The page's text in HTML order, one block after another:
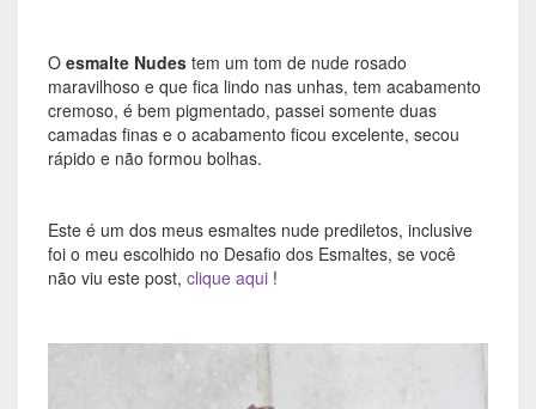
O esmalte Nudes tem um tom de nude rosado
maravilhoso e que fica lindo nas unhas, tem acabamento
cremoso, é bem pigmentado, passei somente duas
camadas finas e o acabamento ficou excelente, secou
rápido e não formou bolhas.
Este é um dos meus esmaltes nude prediletos, inclusive
foi o meu escolhido no Desafio dos Esmaltes, se você
não viu este post, clique aqui !